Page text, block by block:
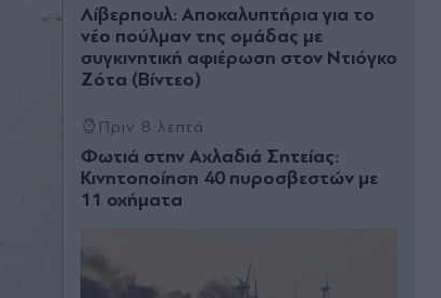
Λίβερπουλ: Αποκαλυπτήρια για το
νέο πούλμαν της ομάδας με
συγκινητική αφιέρωση στον Ντιόγκο
Ζότα (Βίντεο)
Πριν 8 λεπτά
Φωτιά στην Αχλαδιά Σητείας:
Κινητοποίηση 40 πυροσβεστών με
11 οχήματα